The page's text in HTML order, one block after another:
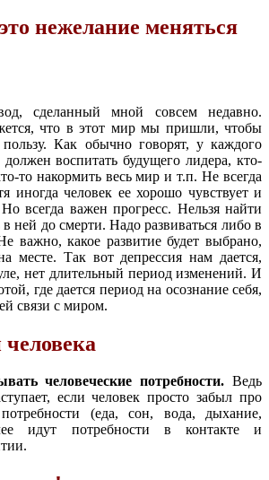
нежелание меняться
сделанный мной совсем недавно.
что в этот мир мы пришли, чтобы
Как обычно говорят, у каждого
воспитать будущего лидера, кто-
то накормить весь мир и т.п. Не всегда
иногда человек ее хорошо чувствует и
всегда важен прогресс. Нельзя найти
ней до смерти. Надо развиваться либо в
важно, какое развитие будет выбрано,
месте. Так вот депрессия нам дается,
нет длительный период изменений. И
где дается период на осознание себя,
связи с миром.
человеческие потребности. Ведь
если человек просто забыл про
(еда, сон, вода, дыхание,
идут потребности в контакте и